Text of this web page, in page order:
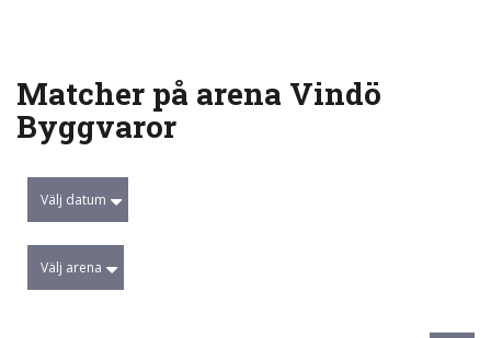
Matcher på arena Vindö
Byggvaror
Välj datum
Välj arena